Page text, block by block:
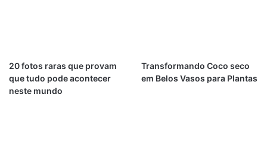
20 fotos raras que provam
que tudo pode acontecer
neste mundo
Transformando Coco seco
em Belos Vasos para Plantas